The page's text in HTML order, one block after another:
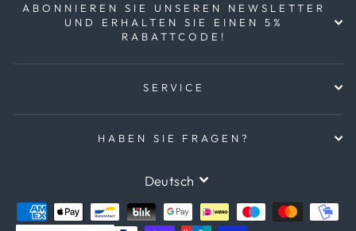
ABONNIEREN SIE UNSEREN NEWSLETTER
UND ERHALTEN SIE EINEN 5%
RABATTCODE!
SERVICE
HABEN SIE FRAGEN?
SPRACHE
Deutsch